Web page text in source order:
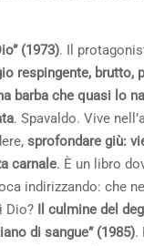
(1973). Il
respingente, brutto,
barba che quasi lo
. Spavaldo. Vive
sprofondare giù:
carnale. È un libro
indirizzando: che
Dio? Il culmine del
di sangue” (1985).